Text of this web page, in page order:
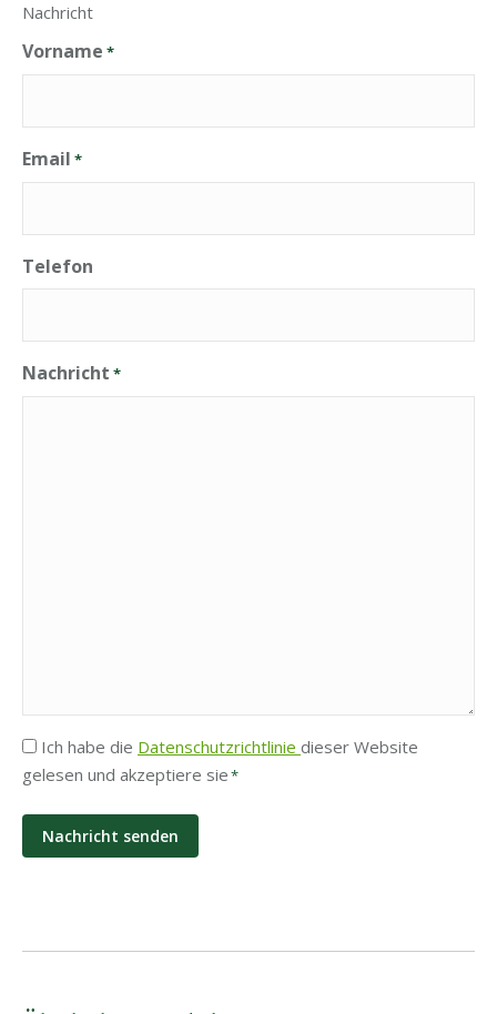
Nachricht
Vorname *
Email *
Telefon
Nachricht *
Privatsphäre
*
Ich habe die Datenschutzrichtlinie dieser Website
gelesen und akzeptiere sie*